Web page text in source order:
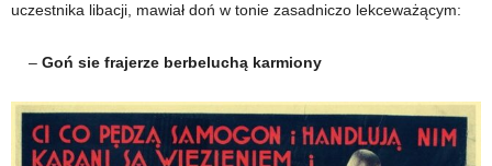
uczestnika libacji, mawiał doń w tonie zasadniczo lekceważącym:
– Goń sie frajerze berbeluchą karmiony